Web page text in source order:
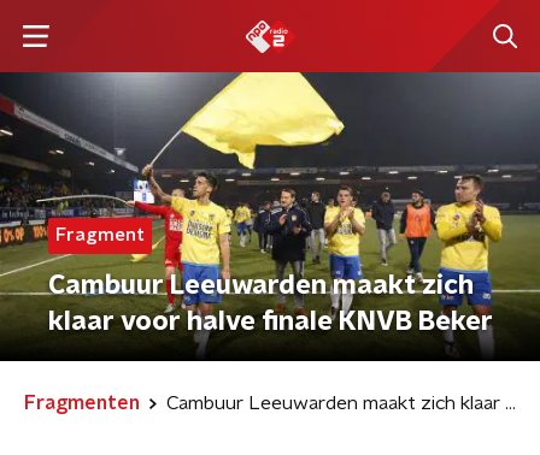
Fragment
Cambuur Leeuwarden maakt zich
klaar voor halve finale KNVB Beker
Fragmenten Cambuur Leeuwarden maakt zich klaar voor halve finale KNVB Beker